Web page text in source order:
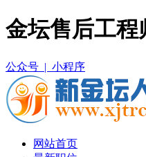
金坛售后工程
公众号 | 小程序
网站首页